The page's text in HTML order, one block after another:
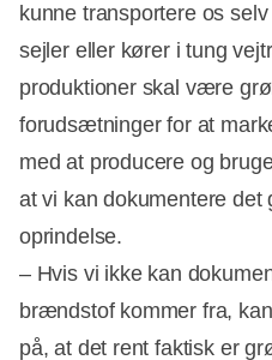
kunne transportere os
sejler eller kører i tung
produktioner skal være
forudsætninger for at
med at producere og
at vi kan dokumentere
oprindelse.
– Hvis vi ikke kan
brændstof kommer fra,
på, at det rent faktisk er